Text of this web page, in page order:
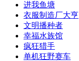
进我鱼塘
衣服制造厂大亨
文明播种者
幸福水族馆
疯狂猎手
单机狂野赛车